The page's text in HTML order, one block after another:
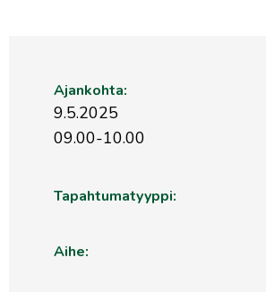
Ajankohta:
9.5.2025
09.00-10.00
Tapahtumatyyppi:
Aihe: